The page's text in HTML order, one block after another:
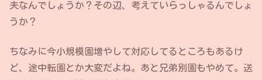
夫なんでしょうか？その辺、考えていらっしゃるんでしょ
うか？
ちなみに今小規模園増やして対応してるところもあるけ
ど、途中転園とか大変だよね。あと兄弟別園もやめて。送